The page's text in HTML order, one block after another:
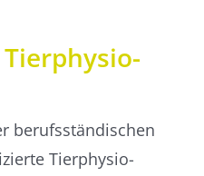
Tier­physio­
berufs­ständischen
Tierphysio­